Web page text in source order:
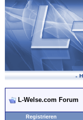
L-Welse.com Forum
Registrieren